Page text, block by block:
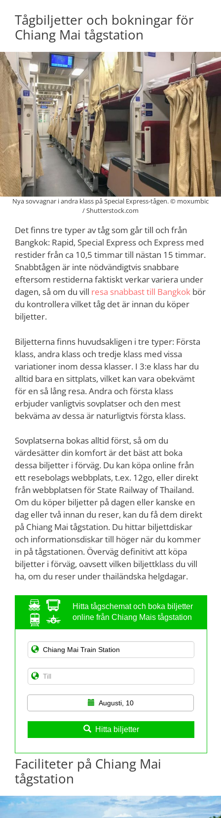
Tågbiljetter och bokningar för
Chiang Mai tågstation
Nya sovvagnar i andra klass på Special Express-tågen. © moxumbic
/ Shutterstock.com
Det finns tre typer av tåg som går till och från
Bangkok: Rapid, Special Express och Express med
restider från ca 10,5 timmar till nästan 15 timmar.
Snabbtågen är inte nödvändigtvis snabbare
eftersom restiderna faktiskt verkar variera under
dagen, så om du vill resa snabbast till Bangkok bör
du kontrollera vilket tåg det är innan du köper
biljetter.
Biljetterna finns huvudsakligen i tre typer: Första
klass, andra klass och tredje klass med vissa
variationer inom dessa klasser. I 3:e klass har du
alltid bara en sittplats, vilket kan vara obekvämt
för en så lång resa. Andra och första klass
erbjuder vanligtvis sovplatser och den mest
bekväma av dessa är naturligtvis första klass.
Sovplatserna bokas alltid först, så om du
värdesätter din komfort är det bäst att boka
dessa biljetter i förväg. Du kan köpa online från
ett resebolags webbplats, t.ex. 12go, eller direkt
från webbplatsen för State Railway of Thailand.
Om du köper biljetter på dagen eller kanske en
dag eller två innan du reser, kan du få dem direkt
på Chiang Mai tågstation. Du hittar biljettdiskar
och informationsdiskar till höger när du kommer
in på tågstationen. Överväg definitivt att köpa
biljetter i förväg, oavsett vilken biljettklass du vill
ha, om du reser under thailändska helgdagar.
Hitta tågschemat och boka biljetter
online från Chiang Mais tågstation
Augusti, 10
Hitta biljetter
Faciliteter på Chiang Mai
tågstation